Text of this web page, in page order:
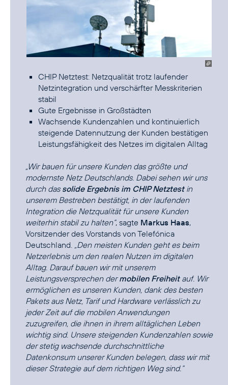
CHIP Netztest: Netzqualität trotz laufender
Netzintegration und verschärfter Messkriterien
stabil
Gute Ergebnisse in Großstädten
Wachsende Kundenzahlen und kontinuierlich
steigende Datennutzung der Kunden bestätigen
Leistungsfähigkeit des Netzes im digitalen Alltag
„Wir bauen für unsere Kunden das größte und
modernste Netz Deutschlands. Dabei sehen wir uns
durch das solide Ergebnis im CHIP Netztestin
unserem Bestreben bestätigt, in der laufenden
Integration die Netzqualität für unsere Kunden
weiterhin stabil zu halten“, sagte Markus Haas,
Vorsitzender des Vorstands von Telefónica
Deutschland. „Den meisten Kunden geht es beim
Netzerlebnis um den realen Nutzen im digitalen
Alltag. Darauf bauen wir mit unserem
Leistungsversprechen dermobilen Freiheitauf. Wir
ermöglichen es unseren Kunden, dank des besten
Pakets aus Netz, Tarif und Hardware verlässlich zu
jeder Zeit auf die mobilen Anwendungen
zuzugreifen, die ihnen in ihrem alltäglichen Leben
wichtig sind. Unsere steigenden Kundenzahlen sowie
der stetig wachsende durchschnittliche
Datenkonsum unserer Kunden belegen, dass wir mit
dieser Strategie auf dem richtigen Weg sind.“